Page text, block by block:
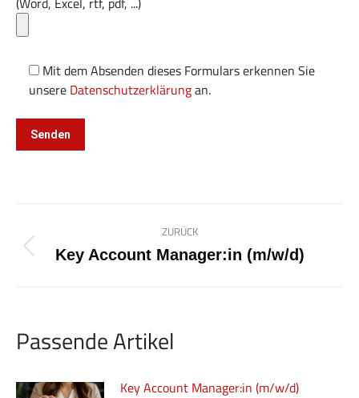
Mit dem Absenden dieses Formulars erkennen Sie
unsere Datenschutzerklärungan.
Kommentarnavigation
ZURÜCK
Vorheriger
Key Account Manager:in (m/w/d)
Passende Artikel
Key Account Manager:in (m/w/d)